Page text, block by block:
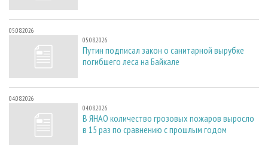
05.08.2026
05.08.2026
Путин подписал закон о санитарной вырубке
погибшего леса на Байкале
04.08.2026
04.08.2026
В ЯНАО количество грозовых пожаров выросло
в 15 раз по сравнению с прошлым годом